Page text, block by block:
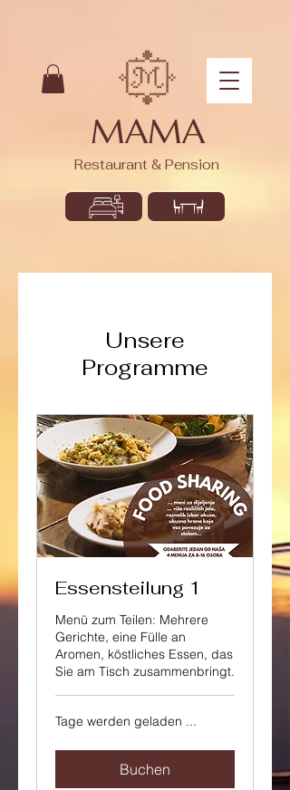
MAMA
Restaurant & Pension
Unsere
Programme
Essensteilung 1
Menü zum Teilen: Mehrere
Gerichte, eine Fülle an
Aromen, köstliches Essen, das
Sie am Tisch zusammenbringt.
Tage werden geladen ...
Buchen